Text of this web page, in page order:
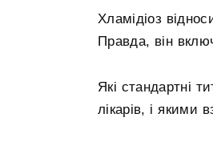
Хламідіоз
Правда, він
Які стандартні
лікарів, і якими